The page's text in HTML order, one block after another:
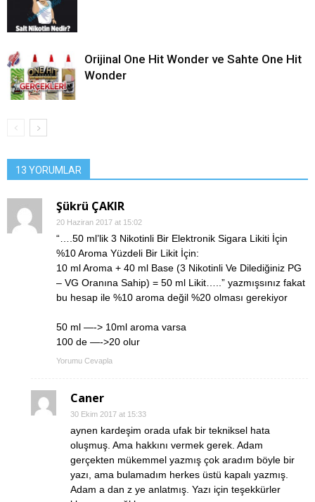
Orijinal One Hit Wonder ve Sahte One Hit
Wonder
13 YORUMLAR
Şükrü ÇAKIR
20 Haziran 2017 at 15:02
“….50 ml’lik 3 Nikotinli Bir Elektronik Sigara Likiti İçin
%10 Aroma Yüzdeli Bir Likit İçin:
10 ml Aroma + 40 ml Base (3 Nikotinli Ve Dilediğiniz PG
– VG Oranına Sahip) = 50 ml Likit…..” yazmışsınız fakat
bu hesap ile %10 aroma değil %20 olması gerekiyor
50 ml —-> 10ml aroma varsa
100 de —->20 olur
Yorumu Cevapla
Caner
30 Ekim 2017 at 15:33
aynen kardeşim orada ufak bir tekniksel hata
oluşmuş. Ama hakkını vermek gerek. Adam
gerçekten mükemmel yazmış çok aradım böyle bir
yazı, ama bulamadım herkes üstü kapalı yazmış.
Adam a dan z ye anlatmış. Yazı için teşekkürler